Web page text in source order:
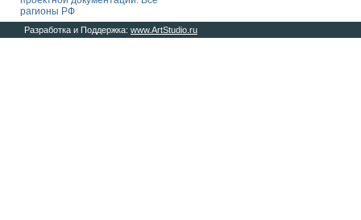
рагионы РФ
Разработка и Поддержка: www.ArtStudio.ru